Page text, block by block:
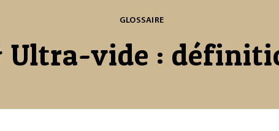
GLOSSAIRE
Ultra-vide :